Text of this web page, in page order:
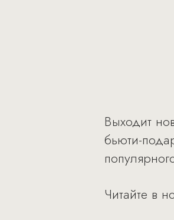
Выходит
бьюти-
Читайте в